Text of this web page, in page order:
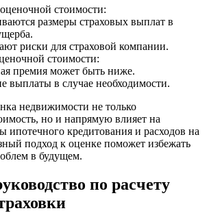
стоимости:
размеры страховых выплат в
риски для страховой компании.
стоимости:
премия может быть ниже.
выплаты в случае необходимости.
недвижимости не только
но и напрямую влияет на
ипотечного кредитования и расходов на
подход к оценке поможет избежать
в будущем.
по расчету